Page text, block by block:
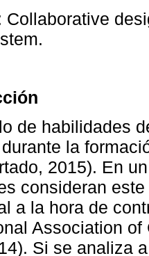
Collaborative
de habilidades
la
2015). En
consideran
a la hora de
Association
Si se analiza